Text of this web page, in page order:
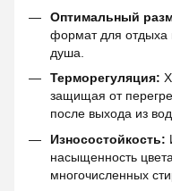
Оптимальный
формат для отдыха
душа.
Терморегуляция:
защищая от
после выхода из
Износостойкость:
насыщенность
многочисленных